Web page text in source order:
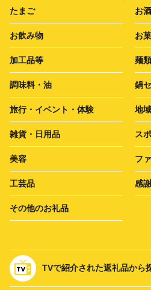
たまご お酒
お飲み物 お
加工品等 麺類
調味料・油 鍋
旅行・イベント・体験 地
雑貨・日用品 ス
美容 フ
工芸品 感
その他のお礼品
TVで紹介された返礼品から